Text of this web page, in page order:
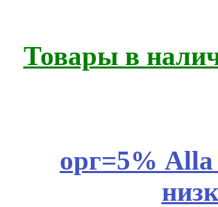
Товары в
орг=5% Alla